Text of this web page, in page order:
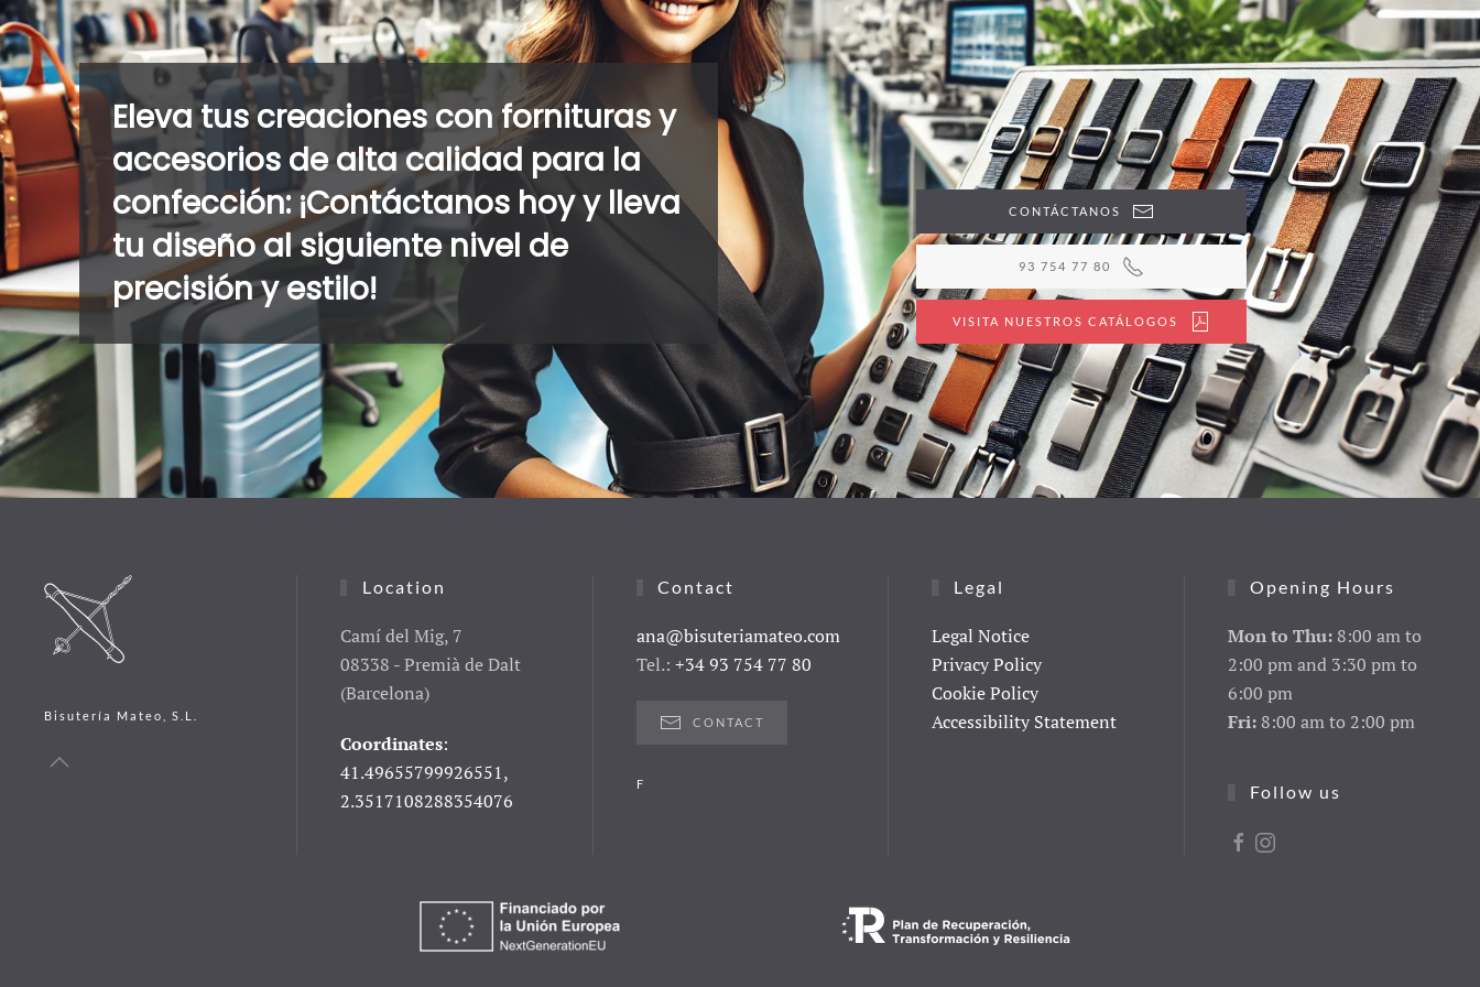
Eleva tus creaciones con fornituras y
accesorios de alta calidad para la
confección: ¡Contáctanos hoy y lleva
tu diseño al siguiente nivel de
precisión y estilo!
CONTÁCTANOS
93 754 77 80
VISITA NUESTROS CATÁLOGOS
Bisutería Mateo, S.L.
Location
Camí del Mig, 7
08338 - Premià de Dalt
(Barcelona)
Coordinates:
41.49655799926551,
2.3517108288354076
Contact
ana@bisuteriamateo.com
Tel.: +34 93 754 77 80
CONTACT
F
Legal
Legal Notice
Privacy Policy
Cookie Policy
Accessibility Statement
Opening Hours
Mon to Thu: 8:00 am to
2:00 pm and 3:30 pm to
6:00 pm
Fri: 8:00 am to 2:00 pm
Follow us